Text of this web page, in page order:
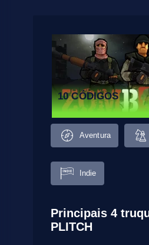
10 CÓDIGOS
Aventura
Indie
Principais 4
PLITCH